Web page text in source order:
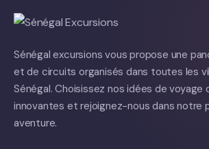
Sénégal excursions vous propose une
et de circuits organisés dans toutes les
Sénégal. Choisissez nos idées de voyage
innovantes et rejoignez-nous dans notre
aventure.